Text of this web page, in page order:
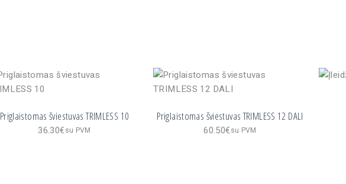
Priglaistomas šviestuvas TRIMLESS 10
36.30€su PVM
Priglaistomas šviestuvas TRIMLESS 12 DALI
60.50€su PVM